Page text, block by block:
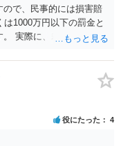
で、民事的には損害賠
1000万円以下の罰金と
実際に、裁判になった
があります。 そして、
行う必要があります。 今
のが良いと思います。
役にたった 4